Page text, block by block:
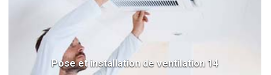
Pose et installation de ventilation 14